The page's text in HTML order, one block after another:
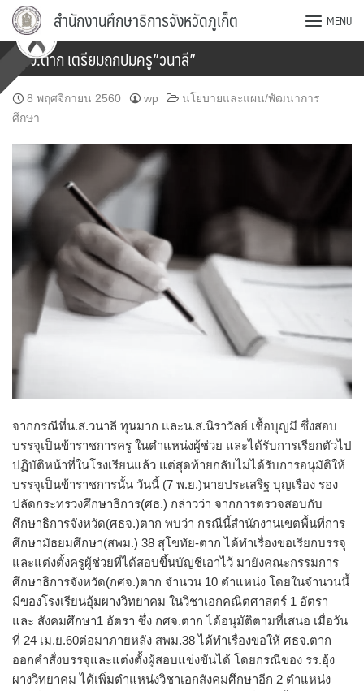
Skip
content
สำนักงานศึกษาธิการจังหวัดภูเก็ต MENU
กศจ.ตาก เตรียมถกปมครู”วนาลี”
8 พฤศจิกายน 2560 wp
นโยบายและแผน/พัฒนาการ
ศึกษา
จากกรณีที่น.ส.วนาลี ทุนมาก และน.ส.นิราวัลย์ เชื้อบุญมี ซึ่งสอบ
บรรจุเป็นข้าราชการครู ในตำแหน่งผู้ช่วย และได้รับการเรียกตัวไป
ปฏิบัติหน้าที่ในโรงเรียนแล้ว แต่สุดท้ายกลับไม่ได้รับการอนุมัติให้
บรรจุเป็นข้าราชการนั้น วันนี้ (7 พ.ย.)นายประเสริฐ บุญเรือง รอง
ปลัดกระทรวงศึกษาธิการ(ศธ.) กล่าวว่า จากการตรวจสอบกับ
ศึกษาธิการจังหวัด(ศธจ.)ตาก พบว่า กรณีนี้สำนักงานเขตพื้นที่การ
ศึกษามัธยมศึกษา(สพม.) 38 สุโขทัย-ตาก ได้ทำเรื่องขอเรียกบรรจุ
และแต่งตั้งครูผู้ช่วยที่ได้สอบขึ้นบัญชีเอาไว้ มายังคณะกรรมการ
ศึกษาธิการจังหวัด(กศจ.)ตาก จำนวน 10 ตำแหน่ง โดยในจำนวนนี้
มีของโรงเรียนอุ้มผางวิทยาคม ในวิชาเอกคณิตศาสตร์ 1 อัตรา
และ สังคมศึกษา1 อัตรา ซึ่ง กศจ.ตาก ได้อนุมัติตามที่เสนอ เมื่อวัน
ที่ 24 เม.ย.60ต่อมาภายหลัง สพม.38 ได้ทำเรื่องขอให้ ศธจ.ตาก
ออกคำสั่งบรรจุและแต่งตั้งผู้สอบแข่งขันได้ โดยกรณีของ รร.อุ้ง
ผางวิทยาคม ได้เพิ่มตำแหน่งวิชาเอกสังคมศึกษาอีก 2 ตำแหน่ง